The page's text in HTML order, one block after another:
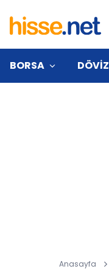
BORSA DÖVİZ
Anasayfa